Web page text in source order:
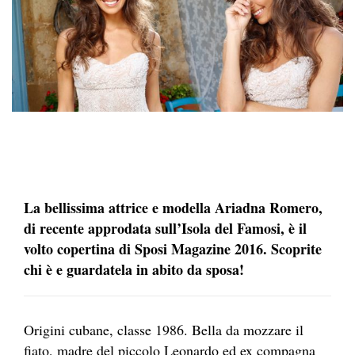
La bellissima attrice e modella Ariadna Romero,
di recente approdata sull’Isola del Famosi, è il
volto copertina di Sposi Magazine 2016. Scoprite
chi è e guardatela in abito da sposa!
Origini cubane, classe 1986. Bella da mozzare il
fiato, madre del piccolo Leonardo ed ex compagna